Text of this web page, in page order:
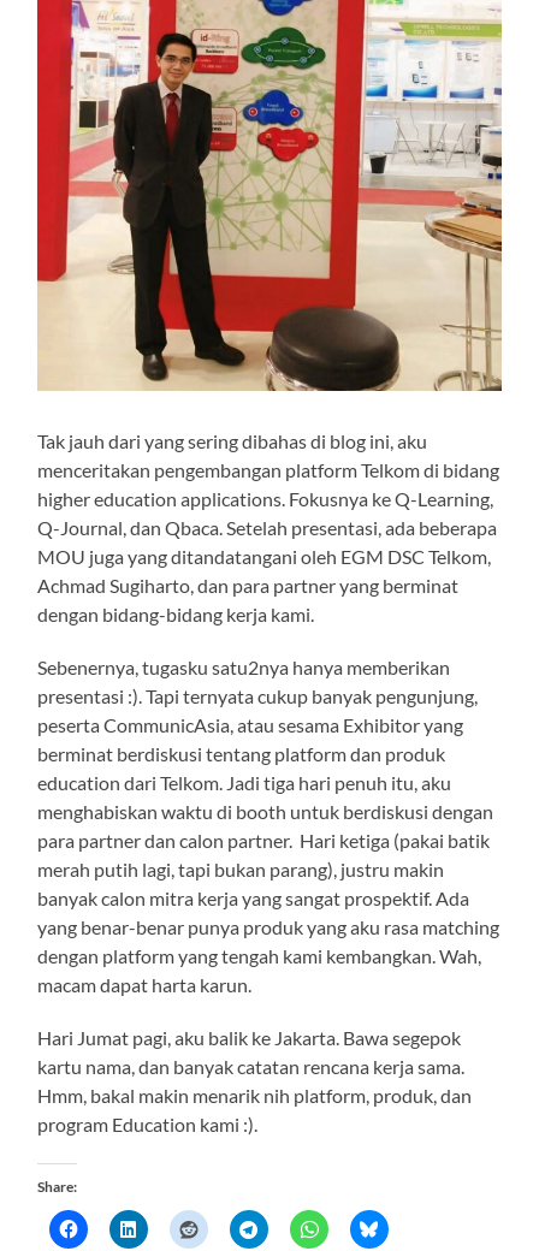
Tak jauh dari yang sering dibahas di blog ini, aku
menceritakan pengembangan platform Telkom di bidang
higher education applications. Fokusnya ke Q-Learning,
Q-Journal, dan Qbaca. Setelah presentasi, ada beberapa
MOU juga yang ditandatangani oleh EGM DSC Telkom,
Achmad Sugiharto, dan para partner yang berminat
dengan bidang-bidang kerja kami.
Sebenernya, tugasku satu2nya hanya memberikan
presentasi :). Tapi ternyata cukup banyak pengunjung,
peserta CommunicAsia, atau sesama Exhibitor yang
berminat berdiskusi tentang platform dan produk
education dari Telkom. Jadi tiga hari penuh itu, aku
menghabiskan waktu di booth untuk berdiskusi dengan
para partner dan calon partner. Hari ketiga (pakai batik
merah putih lagi, tapi bukan parang), justru makin
banyak calon mitra kerja yang sangat prospektif. Ada
yang benar-benar punya produk yang aku rasa matching
dengan platform yang tengah kami kembangkan. Wah,
macam dapat harta karun.
Hari Jumat pagi, aku balik ke Jakarta. Bawa segepok
kartu nama, dan banyak catatan rencana kerja sama.
Hmm, bakal makin menarik nih platform, produk, dan
program Education kami :).
Share: